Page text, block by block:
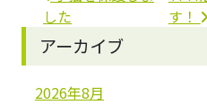
した
す！
アーカイブ
2026年8月